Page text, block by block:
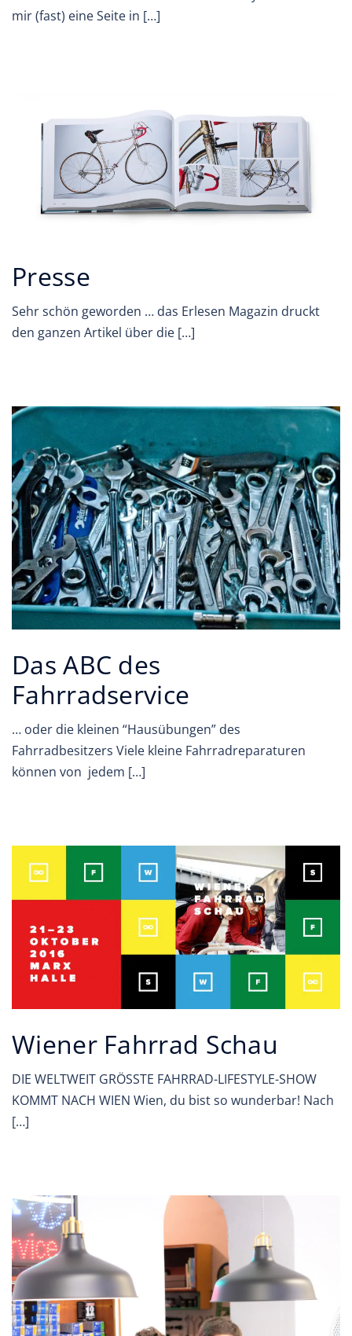
mir (fast) eine Seite in […]
Presse
Sehr schön geworden … das Erlesen Magazin druckt
den ganzen Artikel über die […]
Das ABC des
Fahrradservice
… oder die kleinen “Hausübungen” des
Fahrradbesitzers Viele kleine Fahrradreparaturen
können von jedem […]
Wiener Fahrrad Schau
DIE WELTWEIT GRÖSSTE FAHRRAD-LIFESTYLE-SHOW
KOMMT NACH WIEN Wien, du bist so wunderbar! Nach
[…]